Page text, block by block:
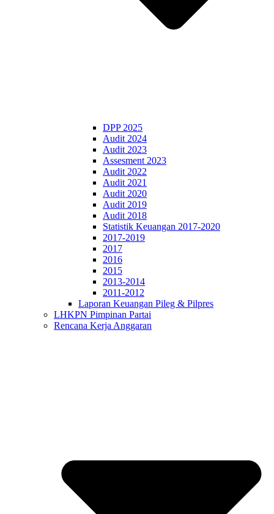
DPP 2025
Audit 2024
Audit 2023
Assesment 2023
Audit 2022
Audit 2021
Audit 2020
Audit 2019
Audit 2018
Statistik Keuangan 2017-2020
2017-2019
2017
2016
2015
2013-2014
2011-2012
Laporan Keuangan Pileg & Pilpres
LHKPN Pimpinan Partai
Rencana Kerja Anggaran